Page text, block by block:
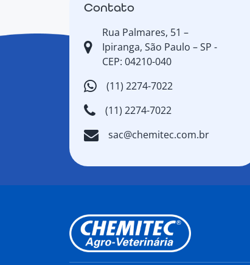
Contato
Rua Palmares, 51 –
Ipiranga, São Paulo – SP -
CEP: 04210-040
(11) 2274-7022
(11) 2274-7022
sac@chemitec.com.br